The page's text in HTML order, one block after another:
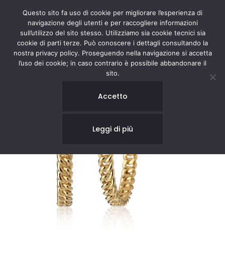
Questo sito fa uso di cookie per migliorare l’esperienza di
navigazione degli utenti e per raccogliere informazioni
sull’utilizzo del sito stesso. Utilizziamo sia cookie tecnici sia
cookie di parti terze. Può conoscere i dettagli consultando la
nostra privacy policy. Proseguendo nella navigazione si accetta
l’uso dei cookie; in caso contrario è possibile abbandonare il
sito.
Accetto
Leggi di più